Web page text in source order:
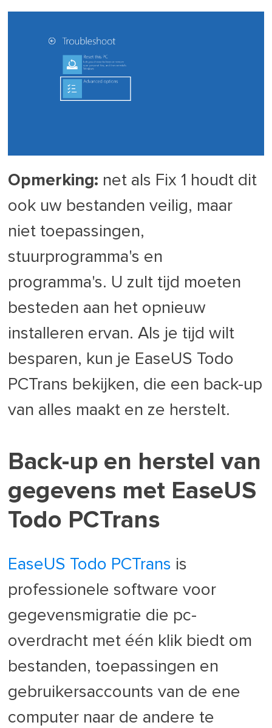
Opmerking: net als Fix 1 houdt dit
ook uw bestanden veilig, maar
niet toepassingen,
stuurprogramma's en
programma's. U zult tijd moeten
besteden aan het opnieuw
installeren ervan. Als je tijd wilt
besparen, kun je EaseUS Todo
PCTrans bekijken, die een back-up
van alles maakt en ze herstelt.
Back-up en herstel van
gegevens met EaseUS
Todo PCTrans
EaseUS Todo PCTrans is
professionele software voor
gegevensmigratie die pc-
overdracht met één klik biedt om
bestanden, toepassingen en
gebruikersaccounts van de ene
computer naar de andere te